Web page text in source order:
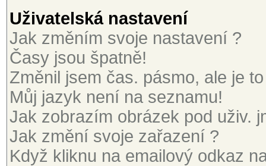
Uživatelská nastavení
Jak změním svoje nastavení ?
Časy jsou špatně!
Změnil jsem čas. pásmo, ale je
Můj jazyk není na seznamu!
Jak zobrazím obrázek pod uživ.
Jak změní svoje zařazení ?
Když kliknu na emailový odkaz